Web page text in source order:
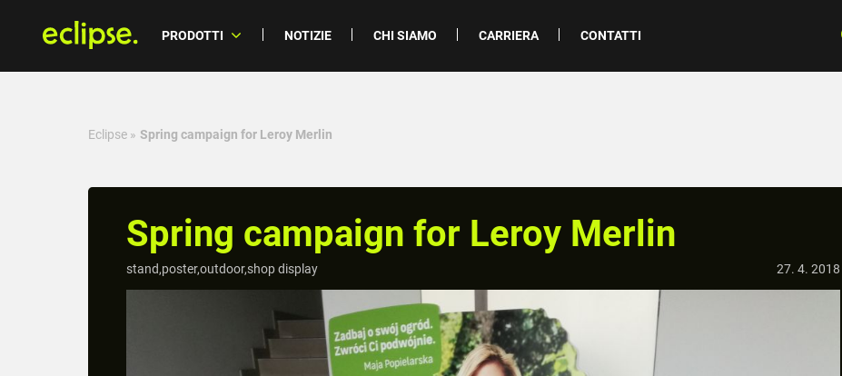
PRODOTTI NOTIZIE CHI SIAMO CARRIERA CONTATTI
Eclipse » Spring campaign for Leroy Merlin
Spring campaign for Leroy Merlin
stand,poster,outdoor,shop display 27. 4. 2018